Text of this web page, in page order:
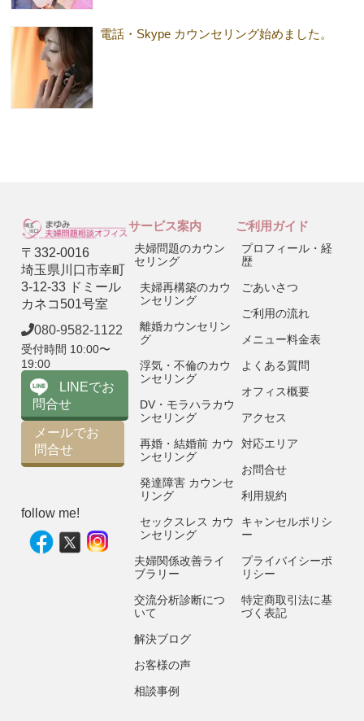
電話・Skype カウンセリング始めました。
〒332-0016
埼玉県川口市幸町
3-12-33 ドミール
カネコ501号室
080-9582-1122
受付時間 10:00〜
19:00
LINEでお
問合せ
メールでお
問合せ
follow me!
サービス案内
夫婦問題のカウン
セリング
夫婦再構築のカウ
ンセリング
離婚カウンセリン
グ
浮気・不倫のカウ
ンセリング
DV・モラハラカウ
ンセリング
再婚・結婚前 カウ
ンセリング
発達障害 カウンセ
リング
セックスレス カウ
ンセリング
夫婦関係改善ライ
ブラリー
交流分析診断につ
いて
解決ブログ
お客様の声
相談事例
ご利用ガイド
プロフィール・経
歴
ごあいさつ
ご利用の流れ
メニュー料金表
よくある質問
オフィス概要
アクセス
対応エリア
お問合せ
利用規約
キャンセルポリシ
ー
プライバイシーポ
リシー
特定商取引法に基
づく表記